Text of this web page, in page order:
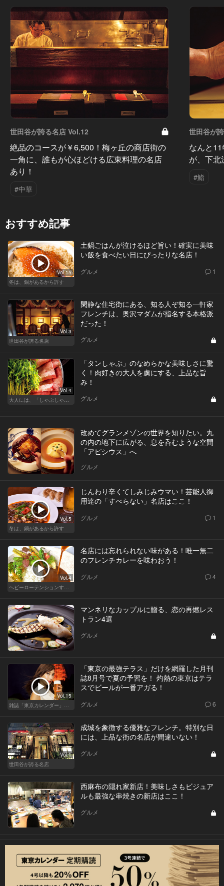
世田谷が誇る名店 Vol.12
絶品のコースが￥6,500！梅ヶ丘の商店街の
一角に、誰もが心ほどける広東料理の名店
あり！
#中華
世田谷が
なんと
が、下
#鮨
おすすめ記事
Vol.15
冬は、鍋があるから許す
土鍋ごはんが泣けるほど旨い！確実に美味
い飯を食べたい日にぴったりな名店！
グルメ 1
Vol.3
世田谷が誇る名店
閑静な住宅街にある、知る人ぞ知る一軒家
フレンチは、奥沢マダムが指名する本格派
だった！
グルメ
Vol.4
大人には、「しゃぶしゃぶ」が最近ちょうどいい
「タンしゃぶ」のなめらかな美味しさに驚
く！肉好きの大人を虜にする、上品な旨
み！
グルメ
改めてグランメゾンの世界を知りたい。丸
の内の地下に広がる、息を呑むような空間
「アピシウス」へ
グルメ
Vol.5
冬は、鍋があるから許す
じんわり辛くてしみじみウマい！芸能人御
用達の「すべらない」名店はここ！
グルメ 1
Vol.4
ヘビーローテンションするカレー
名店には忘れられない味がある！唯一無二
のフレンチカレーを味わおう！
グルメ 4
マンネリなカップルに贈る、恋の再燃レス
トラン4選
グルメ
Vol.15
雑誌「東京カレンダー」特集
「東京の最強テラス」だけを網羅した月刊
誌8月号で夏の予習を！ 灼熱の東京はテラ
スでビールが一番アガる！
グルメ 6
Vol.1
世田谷が誇る名店
成城を象徴する優雅なフレンチ。特別な日
には、上品な街の名店が間違いない！
グルメ
西麻布の隠れ家新店！美味しさもビジュア
ルも最強な串焼きの新店はここ！
グルメ